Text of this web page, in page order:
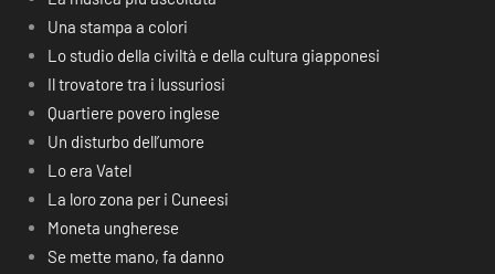
Una stampa a colori
Lo studio della civiltà e della cultura giapponesi
Il trovatore tra i lussuriosi
Quartiere povero inglese
Un disturbo dell’umore
Lo era Vatel
La loro zona per i Cuneesi
Moneta ungherese
Se mette mano, fa danno